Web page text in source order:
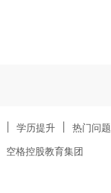
学历提升 热门问题
空格控股教育集团